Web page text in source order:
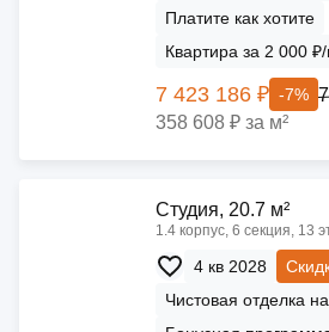
Платите как хотите
Квартира за 2 000
7 423 186 ₽ -7%
358 608 ₽ за м²
Cтудия, 20.7 м²
1.4 корпус, 6 секция, 13
4 кв 2028
Чистовая отделка